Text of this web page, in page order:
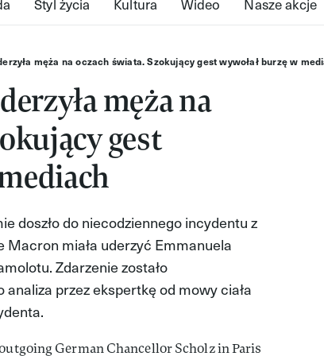
męża na oczach świata. Szokujący gest wywołał burzę w
męża na
gest
doszło do niecodziennego incydentu z
Macron miała uderzyć Emmanuela
Zdarzenie zostało
przez ekspertkę od mowy ciała